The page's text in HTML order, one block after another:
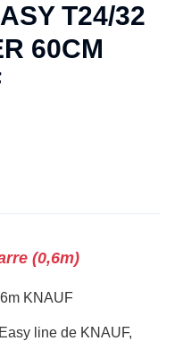
T24/32
60CM
(0,6m)
KNAUF
line de KNAUF,